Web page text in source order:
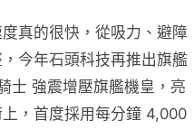
真的很快，從吸力、避障
今年石頭科技再推出旗艦
士 強震增壓旗艦機皇，亮
，首度採用每分鐘 4,000